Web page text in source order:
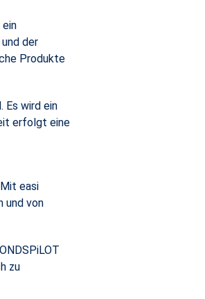
der
Produkte
Es wird ein
erfolgt eine
easi
und von
zu